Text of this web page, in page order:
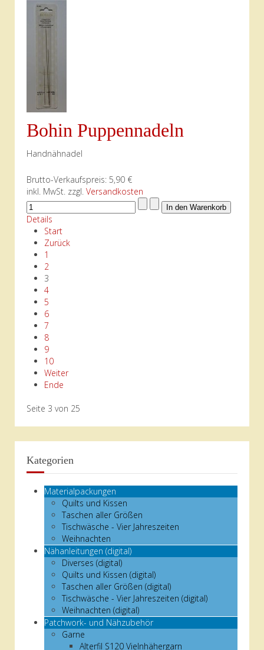
Bohin Puppennadeln
Handnähnadel
Brutto-Verkaufspreis: 5,90 €
inkl. MwSt. zzgl. Versandkosten
Details
Start
Zurück
1
2
3
4
5
6
7
8
9
10
Weiter
Ende
Seite 3 von 25
Kategorien
Materialpackungen
Quilts und Kissen
Taschen aller Größen
Tischwäsche - Vier Jahreszeiten
Weihnachten
Nähanleitungen (digital)
Diverses (digital)
Quilts und Kissen (digital)
Taschen aller Größen (digital)
Tischwäsche - Vier Jahreszeiten (digital)
Weihnachten (digital)
Patchwork- und Nähzubehör
Garne
Alterfil S120 Vielnhähergarn